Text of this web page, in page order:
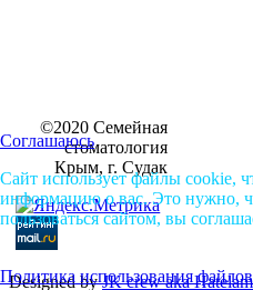
©2020 Семейная
стоматология
Крым, г. Судак
Designed byJK crew aka
Соглашаюсь
Сайт использует файлы cookie,
информацию о вас. Это нужно,
пользоваться сайтом, вы
Политика использования